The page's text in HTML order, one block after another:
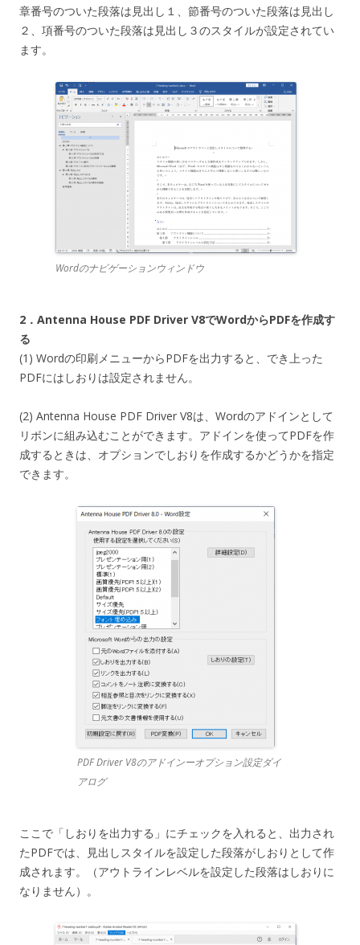
章番号のついた段落は見出し１、節番号のついた段落は見出し
２、項番号のついた段落は見出し３のスタイルが設定されてい
ます。
Wordのナビゲーションウィンドウ
2．Antenna House PDF Driver V8でWordからPDFを作成す
る
(1) Wordの印刷メニューからPDFを出力すると、でき上った
PDFにはしおりは設定されません。
(2) Antenna House PDF Driver V8は、Wordのアドインとして
リボンに組み込むことができます。アドインを使ってPDFを作
成するときは、オプションでしおりを作成するかどうかを指定
できます。
PDF Driver V8のアドインーオプション設定ダイ
アログ
ここで「しおりを出力する」にチェックを入れると、出力され
たPDFでは、見出しスタイルを設定した段落がしおりとして作
成されます。（アウトラインレベルを設定した段落はしおりに
なりません）。